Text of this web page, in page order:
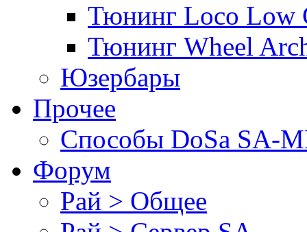
Тюнинг Loco Low
Тюнинг Wheel
Юзербары
Прочее
Cпособы DoSа SA-
Форум
Рай > Общее